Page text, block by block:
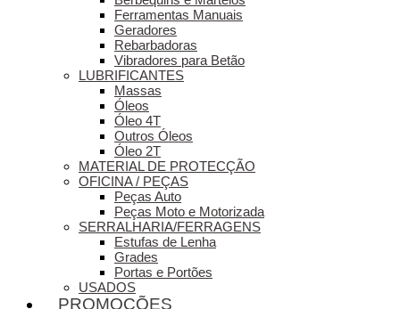
Ferramentas Manuais
Geradores
Rebarbadoras
Vibradores para Betão
LUBRIFICANTES
Massas
Óleos
Óleo 4T
Outros Óleos
Óleo 2T
MATERIAL DE PROTECÇÃO
OFICINA / PEÇAS
Peças Auto
Peças Moto e Motorizada
SERRALHARIA/FERRAGENS
Estufas de Lenha
Grades
Portas e Portões
USADOS
PROMOÇÕES